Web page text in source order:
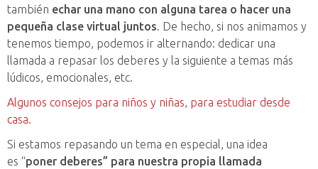
también echar una mano con alguna tarea o hacer una
pequeña clase virtual juntos. De hecho, si nos animamos y
tenemos tiempo, podemos ir alternando: dedicar una
llamada a repasar los deberes y la siguiente a temas más
lúdicos, emocionales, etc.
Algunos consejos para niños y niñas, para estudiar desde
casa.
Si estamos repasando un tema en especial, una idea
es “poner deberes” para nuestra propia llamada